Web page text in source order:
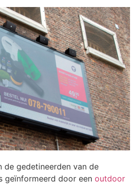
de gedetineerden van de
geïnformeerd door een outdoor